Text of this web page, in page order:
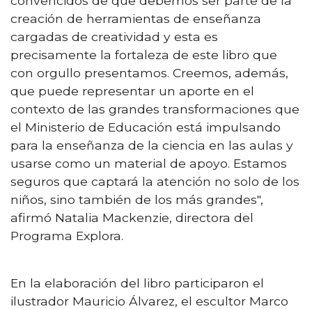
creación de herramientas de enseñanza
cargadas de creatividad y esta es
precisamente la fortaleza de este libro que
con orgullo presentamos. Creemos, además,
que puede representar un aporte en el
contexto de las grandes transformaciones que
el Ministerio de Educación está impulsando
para la enseñanza de la ciencia en las aulas y
usarse como un material de apoyo. Estamos
seguros que captará la atención no solo de los
niños, sino también de los más grandes",
afirmó Natalia Mackenzie, directora del
Programa Explora.
En la elaboración del libro participaron el
ilustrador Mauricio Álvarez, el escultor Marco